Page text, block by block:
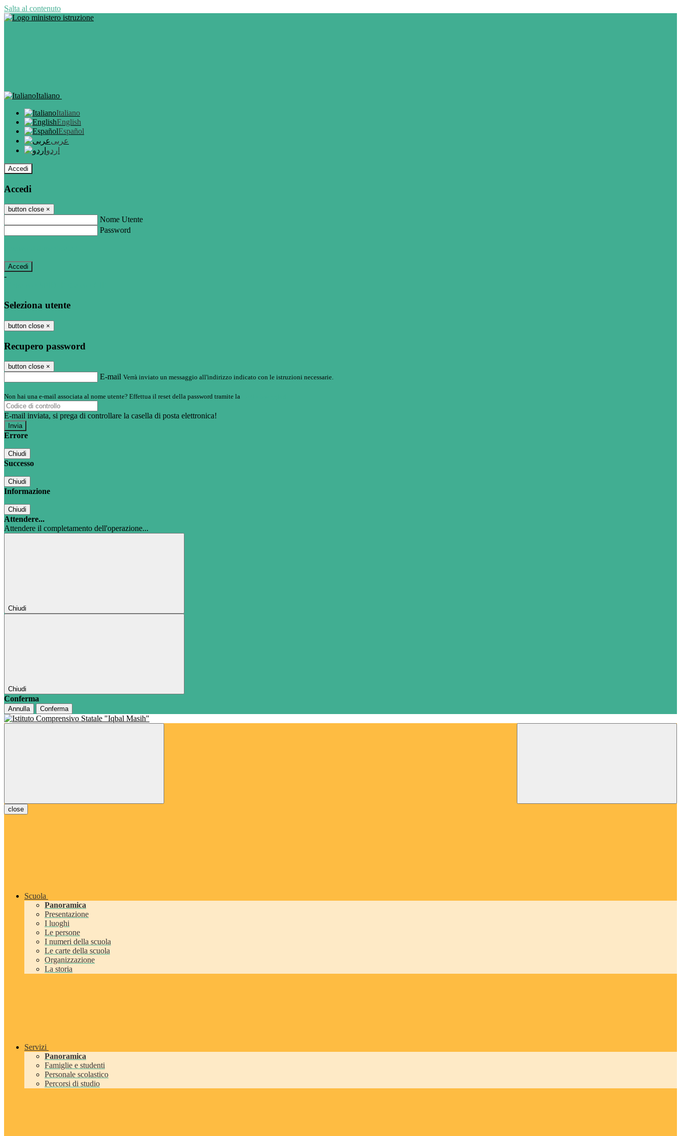
Salta al contenuto
Italiano
Italiano
English
Español
عربى
اردو
Accedi
Accedi
button close ×
Nome Utente
Password
-
Seleziona utente
button close ×
Recupero password
button close ×
E-mail Verrà inviato un messaggio all'indirizzo indicato con le istruzioni necessarie.
Non hai una e-mail associata al nome utente? Effettua il reset della password tramite la
E-mail inviata, si prega di controllare la casella di posta elettronica!
Errore
Chiudi
Successo
Chiudi
Informazione
Chiudi
Attendere...
Attendere il completamento dell'operazione...
Chiudi
Chiudi
Conferma
Annulla Conferma
close
Scuola
Panoramica
Presentazione
I luoghi
Le persone
I numeri della scuola
Le carte della scuola
Organizzazione
La storia
Servizi
Panoramica
Famiglie e studenti
Personale scolastico
Percorsi di studio